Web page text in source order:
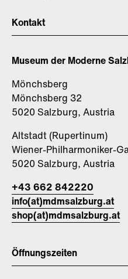
Kontakt
Museum der Moderne
Mönchsberg
Mönchsberg 32
5020 Salzburg, Austria
Altstadt (Rupertinum)
Wiener-Philharmoniker-
5020 Salzburg, Austria
+43 662 842220
info(at)mdmsalzburg.at
shop(at)mdmsalzburg.at
Öffnungszeiten